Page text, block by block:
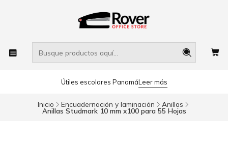
Útiles escolares PanamáLeer más
Inicio Encuadernación y laminación Anillas
Anillas Studmark 10 mm x100 para 55 Hojas